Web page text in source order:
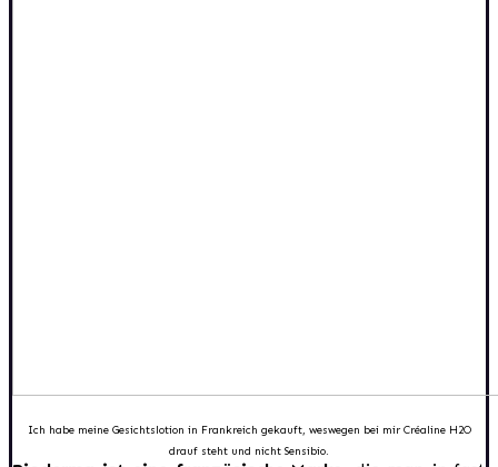
Ich habe meine Gesichtslotion in Frankreich gekauft, weswegen bei mir Créaline H2O
drauf steht und nicht Sensibio.